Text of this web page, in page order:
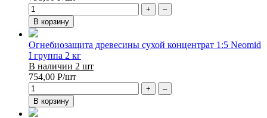
+
–
В корзину
Огнебиозащита древесины сухой концентрат 1:5 Neomid
I группа 2 кг
В наличии 2 шт
754,00 Р/шт
+
–
В корзину